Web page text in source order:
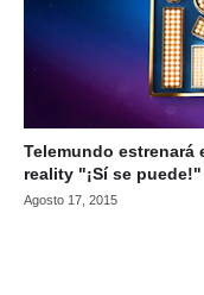
Telemundo estrenará
reality "¡Sí se puede!"
Agosto 17, 2015